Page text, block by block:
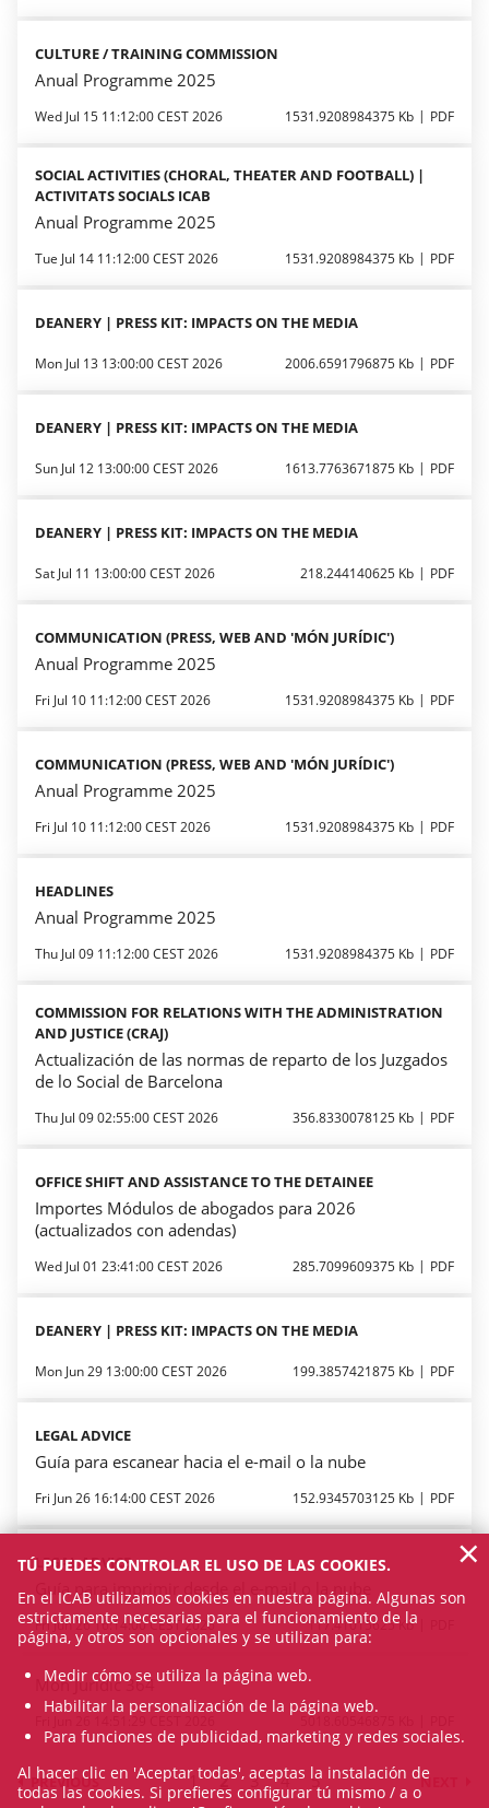
CULTURE / TRAINING COMMISSION
Anual Programme 2025
Wed Jul 15 11:12:00 CEST 2026 1531.9208984375 Kb PDF
SOCIAL ACTIVITIES (CHORAL, THEATER AND FOOTBALL) |
ACTIVITATS SOCIALS ICAB
Anual Programme 2025
Tue Jul 14 11:12:00 CEST 2026 1531.9208984375 Kb PDF
DEANERY | PRESS KIT: IMPACTS ON THE MEDIA
Mon Jul 13 13:00:00 CEST 2026 2006.6591796875 Kb PDF
DEANERY | PRESS KIT: IMPACTS ON THE MEDIA
Sun Jul 12 13:00:00 CEST 2026 1613.7763671875 Kb PDF
DEANERY | PRESS KIT: IMPACTS ON THE MEDIA
Sat Jul 11 13:00:00 CEST 2026 218.244140625 Kb PDF
COMMUNICATION (PRESS, WEB AND 'MÓN JURÍDIC')
Anual Programme 2025
Fri Jul 10 11:12:00 CEST 2026 1531.9208984375 Kb PDF
COMMUNICATION (PRESS, WEB AND 'MÓN JURÍDIC')
Anual Programme 2025
Fri Jul 10 11:12:00 CEST 2026 1531.9208984375 Kb PDF
HEADLINES
Anual Programme 2025
Thu Jul 09 11:12:00 CEST 2026 1531.9208984375 Kb PDF
COMMISSION FOR RELATIONS WITH THE ADMINISTRATION
AND JUSTICE (CRAJ)
Actualización de las normas de reparto de los Juzgados
de lo Social de Barcelona
Thu Jul 09 02:55:00 CEST 2026 356.8330078125 Kb PDF
OFFICE SHIFT AND ASSISTANCE TO THE DETAINEE
Importes Módulos de abogados para 2026
(actualizados con adendas)
Wed Jul 01 23:41:00 CEST 2026 285.7099609375 Kb PDF
DEANERY | PRESS KIT: IMPACTS ON THE MEDIA
Mon Jun 29 13:00:00 CEST 2026 199.3857421875 Kb PDF
LEGAL ADVICE
Guía para escanear hacia el e-mail o la nube
Fri Jun 26 16:14:00 CEST 2026 152.9345703125 Kb PDF
LEGAL ADVICE
Guía para imprimir desde el e-mail o la nube
Fri Jun 26 16:14:00 CEST 2026 117.41015625 Kb
Món Jurídic 364
Fri Jun 26 14:51:29 CEST 2026 5018.60546875 Kb
PREVIOUS 1 2 3 4 5 NEXT
TÚ PUEDES CONTROLAR EL USO DE LAS COOKIES.
En el ICAB utilizamos cookies en nuestra página. Algunas son
estrictamente necesarias para el funcionamiento de la
página, y otros son opcionales y se utilizan para:
Medir cómo se utiliza la página web.
Habilitar la personalización de la página web.
Para funciones de publicidad, marketing y redes sociales.
Al hacer clic en 'Aceptar todas', aceptas la instalación de
todas las cookies. Si prefieres configurar tú mismo / a o
×